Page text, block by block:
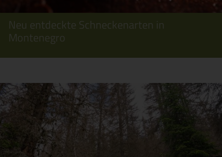
Neu entdeckte Schneckenarten in
Montenegro